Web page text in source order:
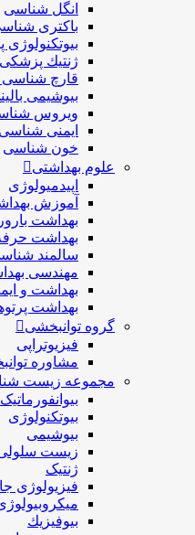
انگل شناسی
باکتری
ژنتيك پزشکی
قارچ
بیوشیمی
ویروس
ایمنی شناسی
خون شناسی
علوم بهداشتی
اپیدمیولوژی
آموزش
بهداشت
بهداشت
سالمند
مهندسی
بهداشت و
بهداشت
گروه توانبخشی
فیزیوتراپی
مشاوره
مجموعه زیست
بیوانفورماتیک
بیوتکنولوژی
بیوشیمی
زیست
ژنتیک
فیزیولوژی
بيوفيزيك